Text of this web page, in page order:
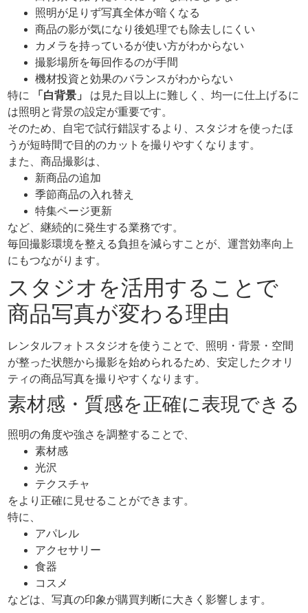
照明が足りず写真全体が暗くなる
商品の影が気になり後処理でも除去しにくい
カメラを持っているが使い方がわからない
撮影場所を毎回作るのが手間
機材投資と効果のバランスがわからない
特に
「白背景」
は見た目以上に難しく、均一に仕上げるに
は照明と背景の設定が重要です。
そのため、自宅で試行錯誤するより、スタジオを使ったほ
うが短時間で目的のカットを撮りやすくなります。
また、商品撮影は、
新商品の追加
季節商品の入れ替え
特集ページ更新
など、継続的に発生する業務です。
毎回撮影環境を整える負担を減らすことが、運営効率向上
にもつながります。
スタジオを活用することで
商品写真が変わる理由
レンタルフォトスタジオを使うことで、照明・背景・空間
が整った状態から撮影を始められるため、安定したクオリ
ティの商品写真を撮りやすくなります。
素材感・質感を正確に表現できる
照明の角度や強さを調整することで、
素材感
光沢
テクスチャ
をより正確に見せることができます。
特に、
アパレル
アクセサリー
食器
コスメ
などは、写真の印象が購買判断に大きく影響します。